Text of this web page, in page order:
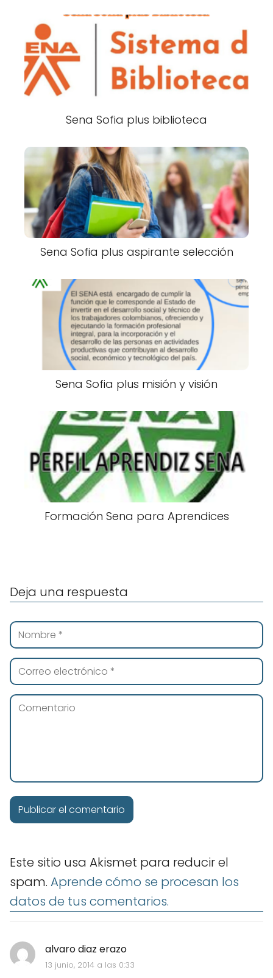
Sena Sofia plus biblioteca
Sena Sofia plus aspirante selección
Sena Sofia plus misión y visión
Formación Sena para Aprendices
alvaro diaz erazo
13 junio, 2014 a las 0:33
Deja una respuesta
Este sitio usa Akismet para reducir el
spam. Aprende cómo se procesan los
datos de tus comentarios.